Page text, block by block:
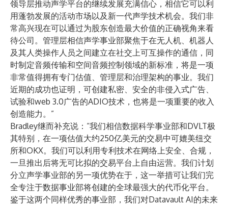
领导层推动声学平台的继续发展充满信心，相信它可以利
用蓬勃发展的活动市场以及新一代声学技术机会。我们非
常高兴现在可以通过为股东创造最大价值的正确视角来看
待公司。管理层相信声学事业部聚焦于在无人机、机器人
及其人类操作人员之间建立在社交上可互操作的通信，同
时制定音频传输和空间音频控制领域的新标准，将是一项
非常值得拥有专门估值、管理层和治理架构的事业。我们
近期的成功也证明，可创建私密、安全的非侵入式广告、
试验和web 3.0广告的ADIO技术，也将是一项重要的收入
创造能力。”
Bradley继而补充说：“我们相信数据科学事业部和DVLT极
其特别，在一项估值大约250亿美元的交易中可媲美纽交
所和OKX。我们可以利用专利技术在网络上安全、合规，
一旦推出后将无可比拟的交易平台上自由运营。我们计划
分立声学事业部的另一项优势在于，这一举措可让我们完
全专注于数据事业部将创建的全球最强大的代币化平台。
鉴于这两个同样优秀的事业部，我们对Datavault AI的未来